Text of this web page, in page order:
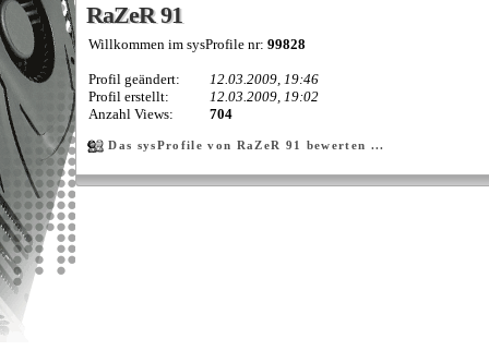
RaZeR 91
RaZeR 91
Willkommen im sysProfile nr: 99828
Profil geändert:
12.03.2009, 19:46
Profil erstellt:
12.03.2009, 19:02
Anzahl Views:
704
Das sysProfile von RaZeR 91 bewerten ...